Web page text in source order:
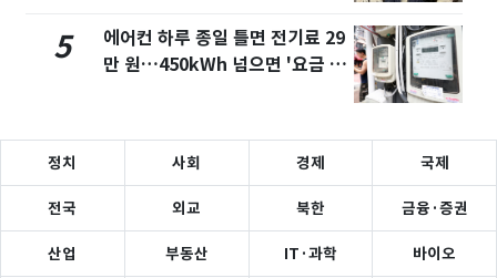
5
에어컨 하루 종일 틀면 전기료 29
만 원…450kWh 넘으면 '요금 폭
정치 사회 경제 국제
전국 외교 북한 금융·증권
산업 부동산 IT·과학 바이오